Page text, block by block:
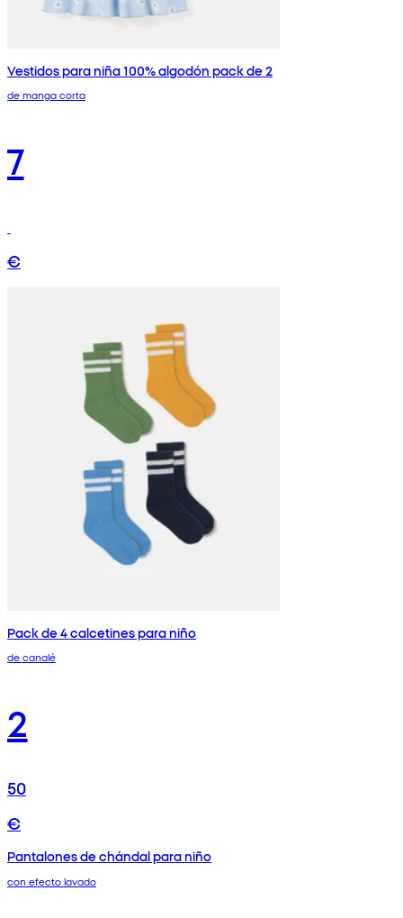
Vestidos para niña 100% algodón pack de 2
de manga corta
7
€
Pack de 4 calcetines para niño
de canalé
2
50
€
Pantalones de chándal para niño
con efecto lavado